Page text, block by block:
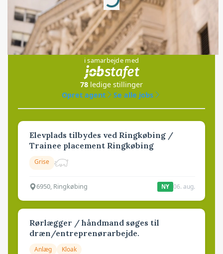
Loading...
Jobs
i samarbejde med
78 ledige stillinger
Opret agent
Se alle jobs
Elevplads tilbydes ved Ringkøbing /
Trainee placement Ringkøbing
Grise
6950, Ringkøbing NY 06. aug.
Rørlægger / håndmand søges til
dræn/entreprenørarbejde.
Anlæg Kloak